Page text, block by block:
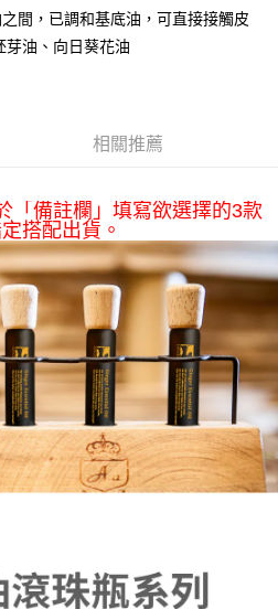
認交易或遇審核未通過，訂單將自動取
，表示未達大哥付你分期系統評分，恕無
擇「超商條碼／台灣大直營門市／銀行轉
通路繳費。
公司」（以下簡稱本公司）所提供，讓
品或服務，並由商店將買賣／分期付款
使用本公司帳單繳交帳款。
」之契約關係目的，商店將以您的個人
予台灣大哥大進項蒐集、處理及利用，
需資料之確認、核對及更正。
連結： https://oppay.tw/userRule
卡、不需儲值。
證，即可結帳。
額後，即可完成結帳。
付款，方視為交易完成。
立刻繳費，但若您需要取消訂單，請聯絡
消之訂單仍視為有效，需透過AFTEE先享
後付 」之結帳頁面顯示為準，若有關於
等相關疑問，請聯繫「AFTEE先享後付
support/home
提供之「AFTEE先享後付」服務完成之交
人資料，並將交易相關給付款項請求債
覽以下網址：
定代理人或監護人之同意方可使用
他人資訊註冊。若發現惡意使用之情形，
以上)免運費
旁) 即日起不提供京站紙袋，取件時
現場詢問
間，已調和基底油，可直接接觸皮
芽油、向日葵花油
相關推薦
「備註欄」填寫欲選擇的3款
搭配出貨。